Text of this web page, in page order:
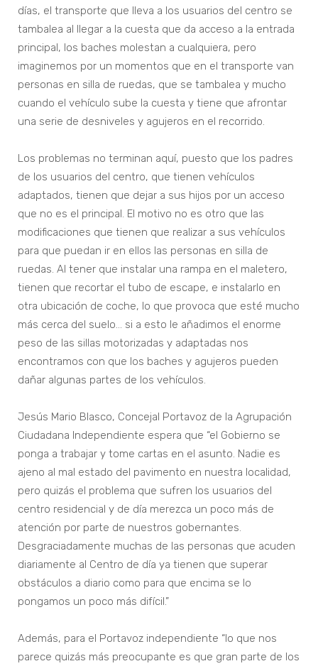
días, el transporte que lleva a los usuarios del centro se
tambalea al llegar a la cuesta que da acceso a la entrada
principal, los baches molestan a cualquiera, pero
imaginemos por un momentos que en el transporte van
personas en silla de ruedas, que se tambalea y mucho
cuando el vehículo sube la cuesta y tiene que afrontar
una serie de desniveles y agujeros en el recorrido.
Los problemas no terminan aquí, puesto que los padres
de los usuarios del centro, que tienen vehículos
adaptados, tienen que dejar a sus hijos por un acceso
que no es el principal. El motivo no es otro que las
modificaciones que tienen que realizar a sus vehículos
para que puedan ir en ellos las personas en silla de
ruedas. Al tener que instalar una rampa en el maletero,
tienen que recortar el tubo de escape, e instalarlo en
otra ubicación de coche, lo que provoca que esté mucho
más cerca del suelo… si a esto le añadimos el enorme
peso de las sillas motorizadas y adaptadas nos
encontramos con que los baches y agujeros pueden
dañar algunas partes de los vehículos.
Jesús Mario Blasco, Concejal Portavoz de la Agrupación
Ciudadana Independiente espera que “el Gobierno se
ponga a trabajar y tome cartas en el asunto. Nadie es
ajeno al mal estado del pavimento en nuestra localidad,
pero quizás el problema que sufren los usuarios del
centro residencial y de día merezca un poco más de
atención por parte de nuestros gobernantes.
Desgraciadamente muchas de las personas que acuden
diariamente al Centro de día ya tienen que superar
obstáculos a diario como para que encima se lo
pongamos un poco más difícil.”
Además, para el Portavoz independiente “lo que nos
parece quizás más preocupante es que gran parte de los